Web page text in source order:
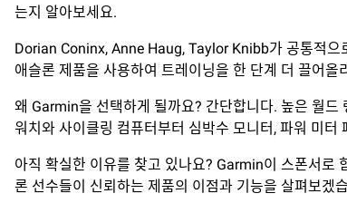
는지 알아보세요.
Dorian Coninx, Anne Haug, Taylor Knibb가 공통적으
애슬론 제품을 사용하여 트레이닝을 한 단계 더 끌어
왜 Garmin을 선택하게 될까요? 간단합니다. 높은 월
워치와 사이클링 컴퓨터부터 심박수 모니터, 파워 미
아직 확실한 이유를 찾고 있나요? Garmin이 스폰서로
론 선수들이 신뢰하는 제품의 이점과 기능을 살펴보겠